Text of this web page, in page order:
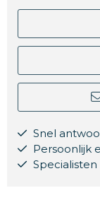
Snel
Persoonlijk
Specialisten